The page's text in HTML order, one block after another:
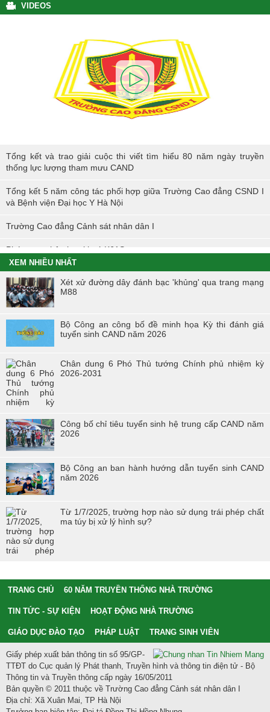
VIDEOS
lực lượng tham mưu CAND
Tổng kết và trao giải cuộc thi viết tìm hiểu 80 năm ngày truyền
thống lực lượng tham mưu CAND
Tổng kết 5 năm công tác phối hợp giữa Trường Cao đẳng CSND I
và Bệnh viện Đại học Y Hà Nội
Trường Cao đẳng Cảnh sát nhân dân I
Phóng sự nhập học khoá K61S
Tổng kết hoạt động thực tế đợt I - K60S
Các sự kiện tiêu biểu của Tuổi trẻ Nhà trường năm học 2023-2024
TÔI LÀM CÔNG AN XÃ
Hoạt động thực tế chính trị của cán bộ, học viên tại Hoà Bình
Hội thi tìm hiểu, sáng kiến về phòng, chống tác hại của thuốc lá
trong tuổi trẻ Trường Cao đẳng Cảnh sát nhân dân I
Tuổi trẻ Trường Cao đẳng CSND I tích cực triển khai đề án 06 của
XEM NHIỀU NHẤT
Xét xử đường dây đánh bạc 'khủng' qua trang mạng
M88
Bộ Công an công bố đề minh họa Kỳ thi đánh giá
tuyển sinh CAND năm 2026
Chân dung 6 Phó Thủ tướng Chính phủ nhiệm kỳ
2026-2031
Công bố chỉ tiêu tuyển sinh hệ trung cấp CAND năm
2026
Bộ Công an ban hành hướng dẫn tuyển sinh CAND
năm 2026
Từ 1/7/2025, trường hợp nào sử dụng trái phép chất
ma túy bị xử lý hình sự?
TRANG CHỦ 60 NĂM TRUYỀN THỐNG NHÀ TRƯỜNG
TIN TỨC - SỰ KIỆN HOẠT ĐỘNG NHÀ TRƯỜNG
GIÁO DỤC ĐÀO TẠO PHÁP LUẬT TRANG SINH VIÊN
Giấy phép xuất bản thông tin số 95/GP-
TTĐT do Cục quản lý Phát thanh, Truyền hình và thông tin điện tử - Bộ
Thông tin và Truyền thông cấp ngày 16/05/2011
Bản quyền © 2011 thuộc về Trường Cao đẳng Cảnh sát nhân dân I
Địa chỉ: Xã Xuân Mai, TP Hà Nội